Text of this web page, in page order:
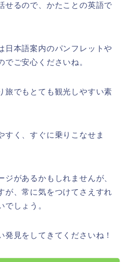
せるので、かたことの英語で
日本語案内のパンフレットや
でご安心くださいね。
旅でもとても観光しやすい素
すく、すぐに乗りこなせま
ジがあるかもしれませんが、
が、常に気をつけてさえすれ
でしょう。
発見をしてきてくださいね！